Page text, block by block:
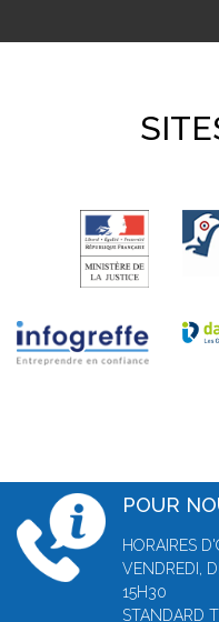
POUR
HORAIRES
VENDREDI,
15H30
STANDARD